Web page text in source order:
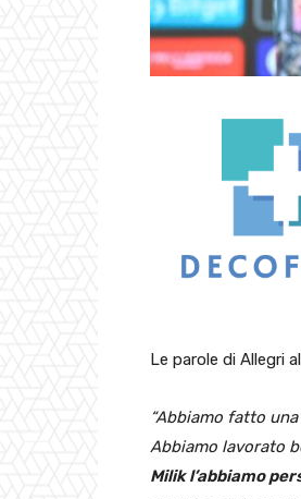
Le parole di Allegri
“Abbiamo fatto
Abbiamo lavorato
Milik l’abbiamo